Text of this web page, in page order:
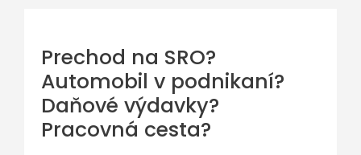
Prechod na SRO?
Automobil v podnikaní?
Daňové výdavky?
Pracovná cesta?